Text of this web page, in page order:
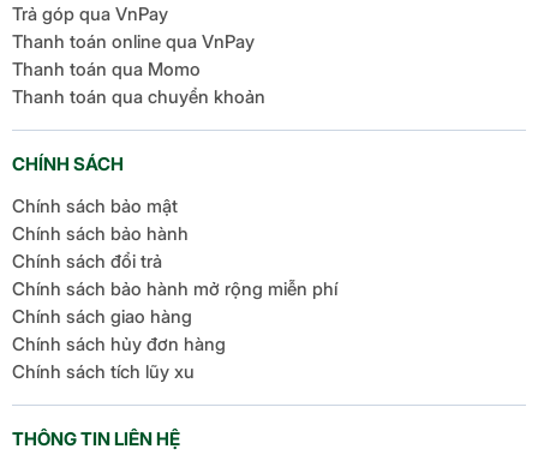
Trả góp qua VnPay
Thanh toán online qua VnPay
Thanh toán qua Momo
Thanh toán qua chuyển khoản
CHÍNH SÁCH
Chính sách bảo mật
Chính sách bảo hành
Chính sách đổi trả
Chính sách bảo hành mở rộng miễn phí
Chính sách giao hàng
Chính sách hủy đơn hàng
Chính sách tích lũy xu
THÔNG TIN LIÊN HỆ